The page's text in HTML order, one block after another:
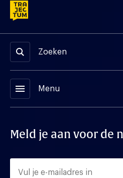
Zoeken
menu Menu
Meld je aan voor de